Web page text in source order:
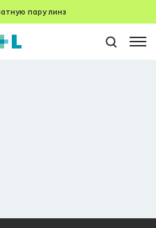
пару линз